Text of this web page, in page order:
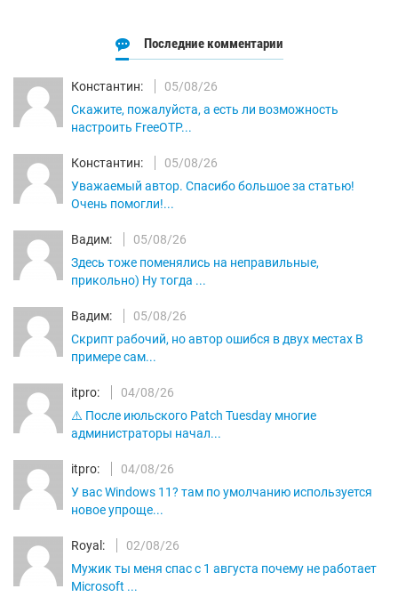
Последние комментарии
Константин:
05/08/26
Скажите, пожалуйста, а есть ли возможность
настроить FreeOTP...
Константин:
05/08/26
Уважаемый автор. Спасибо большое за статью!
Очень помогли!...
Вадим:
05/08/26
Здесь тоже поменялись на неправильные,
прикольно) Ну тогда ...
Вадим:
05/08/26
Скрипт рабочий, но автор ошибся в двух местах В
примере сам...
itpro:
04/08/26
⚠️ После июльского Patch Tuesday многие
администраторы начал...
itpro:
04/08/26
У вас Windows 11? там по умолчанию используется
новое упроще...
Royal:
02/08/26
Мужик ты меня спас с 1 августа почему не работает
Microsoft ...